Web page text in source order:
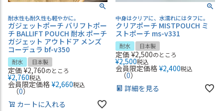
耐水性も耐久性も軽やかに。
ガジェットポーチ バリフトポー
チ BALLIFT POUCH 耐水 ポーチ
ガジェット アウトドア メンズ
コーデュラ bf-v350
耐水 日本製
定価 ¥2,760のところ
¥2,760税込
会員限定価格 ¥2,660税込
（0）
カートに入れる
中身はクリアに、水濡れにはタフに。
クリアポーチ MISTPOUCH ミ
ストポーチ ms-v331
耐水 日本製
定価 ¥2,500のところ
¥2,500税込
会員限定価格 ¥2,400税込
（0）
詳細を見る